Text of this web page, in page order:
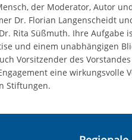
der Moderator, Autor
Dr. Florian Langenscheidt
Rita Süßmuth. Ihre Aufgabe
und einem unabhängigen
Vorsitzender des
eine wirkungsvolle
Stiftungen.